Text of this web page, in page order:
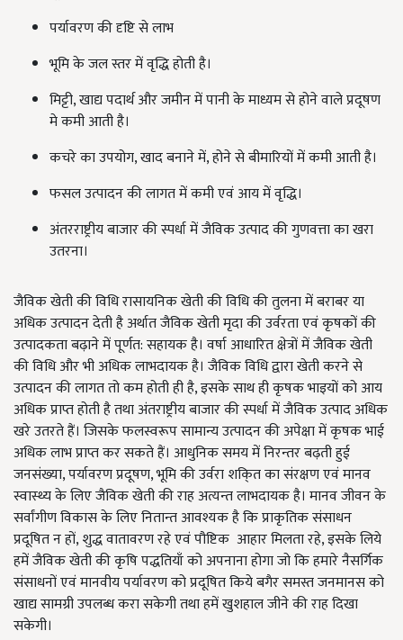
पर्यावरण की दृष्टि से लाभ
भूमि के जल स्तर में वृद्धि होती है।
मिट्टी, खाद्य पदार्थ और जमीन में पानी के माध्यम से होने वाले प्रदूषण
मे कमी आती है।
कचरे का उपयोग, खाद बनाने में, होने से बीमारियों में कमी आती है।
फसल उत्पादन की लागत में कमी एवं आय में वृद्धि।
अंतरराष्ट्रीय बाजार की स्पर्धा में जैविक उत्पाद की गुणवत्ता का खरा
उतरना।
जैविक खेती की विधि रासायनिक खेती की विधि की तुलना में बराबर या
अधिक उत्पादन देती है अर्थात जैविक खेती मृदा की उर्वरता एवं कृषकों की
उत्पादकता बढ़ाने में पूर्णत: सहायक है। वर्षा आधारित क्षेत्रों में जैविक खेती
की विधि और भी अधिक लाभदायक है। जैविक विधि द्वारा खेती करने से
उत्पादन की लागत तो कम होती ही है, इसके साथ ही कृषक भाइयों को आय
अधिक प्राप्त होती है तथा अंतराष्ट्रीय बाजार की स्पर्धा में जैविक उत्पाद अधिक
खरे उतरते हैं। जिसके फलस्वरूप सामान्य उत्पादन की अपेक्षा में कृषक भाई
अधिक लाभ प्राप्त कर सकते हैं। आधुनिक समय में निरन्तर बढ़ती हुई
जनसंख्या, पर्यावरण प्रदूषण, भूमि की उर्वरा शकि्त का संरक्षण एवं मानव
स्वास्थ्य के लिए जैविक खेती की राह अत्यन्त लाभदायक है। मानव जीवन के
सर्वांगीण विकास के लिए नितान्त आवश्यक है कि प्राकृतिक संसाधन
प्रदूषित न हों, शुद्ध वातावरण रहे एवं पौष्टिक आहार मिलता रहे, इसके लिये
हमें जैविक खेती की कृषि पद्धतियाँ को अपनाना होगा जो कि हमारे नैसर्गिक
संसाधनों एवं मानवीय पर्यावरण को प्रदूषित किये बगैर समस्त जनमानस को
खाद्य सामग्री उपलब्ध करा सकेगी तथा हमें खुशहाल जीने की राह दिखा
सकेगी।